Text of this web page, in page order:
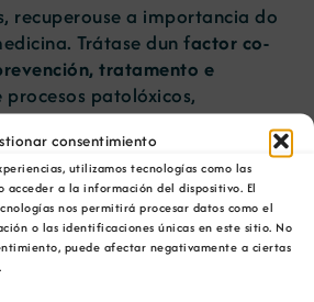
consentimiento
utilizamos tecnologías como las
acceder a la información del dispositivo. El
nos permitirá procesar datos como el
o las identificaciones únicas en este sitio. No
puede afectar negativamente a ciertas
recuperouse a importancia do
Trátase dun factor co-
tratamento e
procesos patolóxicos,
enfermidades
da poboación.
da xeografía galega, por
Educación, Universidade e
apoia a introdución deste
dos últimos cursos de